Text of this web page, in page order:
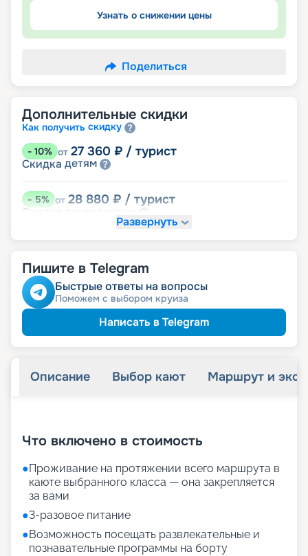
Узнать о снижении цены
Поделиться
Дополнительные скидки
Как получить скидку
- 10% от 27 360 ₽ / турист
Скидка детям
-5% от 28 880 ₽ / турист
Скидка
Неполное размещение
Развернуть
Пишите в Telegram
Быстрые ответы на вопросы
Поможем с выбором круиза
Написать в Telegram
Описание Выбор кают Маршрут и
Что включено в стоимость
●Проживание на протяжении всего маршрута в
каюте выбранного класса — она закрепляется
за вами
●3-разовое питание
●Возможность посещать развлекательные и
познавательные программы на борту